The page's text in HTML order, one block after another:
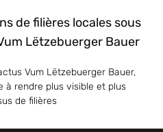
de filières locales sous
Lëtzebuerger Bauer
Vum Lëtzebuerger Bauer,
à rendre plus visible et plus
de filières